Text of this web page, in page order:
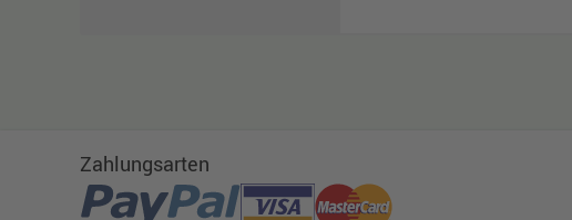
Zahlungsarten